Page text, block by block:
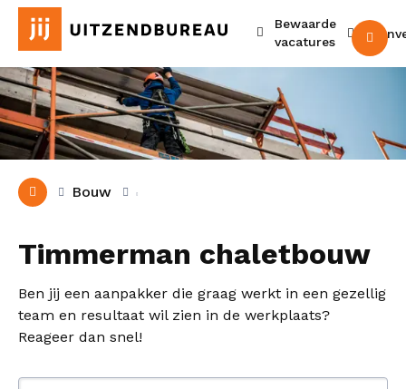
Bewaarde
vacatures
Bouw
Timmerman chaletbouw
Ben jij een aanpakker die graag werkt in een gezellig
team en resultaat wil zien in de werkplaats?
Reageer dan snel!